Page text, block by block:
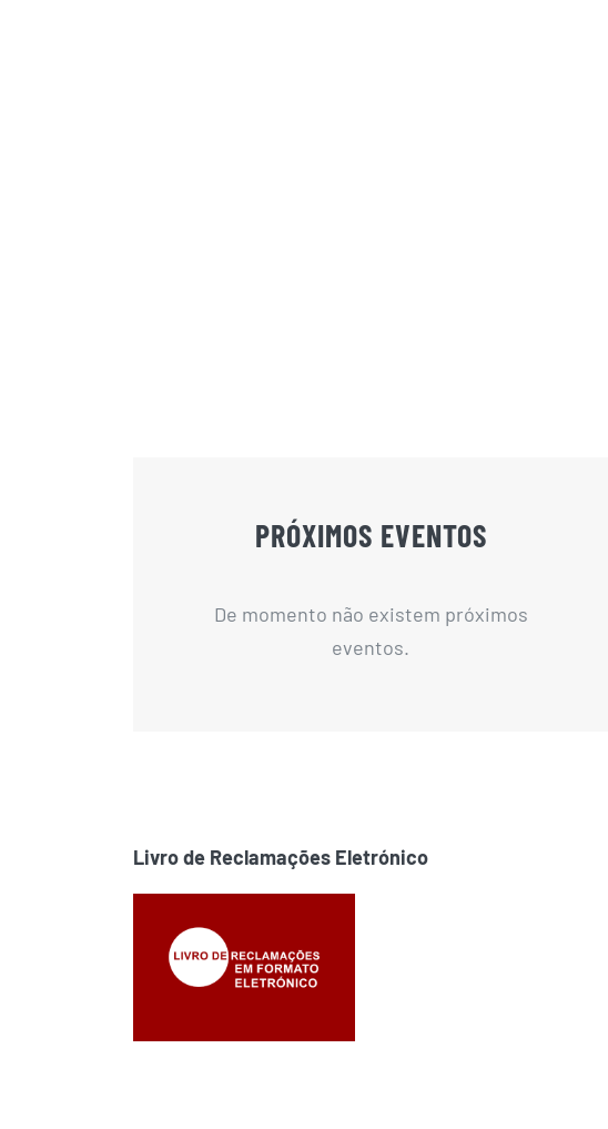
PRÓXIMOS EVENTOS
De momento não existem próximos
eventos.
Livro de Reclamações Eletrónico